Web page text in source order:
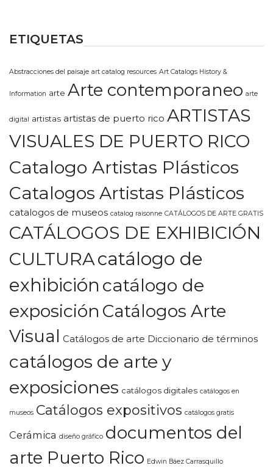
ETIQUETAS
Abstracciones del paisaje art catalog resources Art Catalogs History &
Information arte Arte contemporaneo arte
digital artistas artistas de puerto rico ARTISTAS
VISUALES DE PUERTO RICO
Catalogo Artistas Plásticos
Catalogos Artistas Plásticos
catalogos de museos catalog raisonne CATÁLOGOS DE ARTE GRATIS
CATÁLOGOS DE EXHIBICIÓN
CULTURAcatálogo de
exhibición catálogo de
exposición Catálogos Arte
Visual Catálogos de arte Diccionario de términos
catálogos de arte y
exposiciones catálogos digitales catálogos en
museos Catálogos expositivos catálogos gratis
Cerámica diseño gráfico documentos del
arte Puerto Rico Edwin Báez Carrasquillo